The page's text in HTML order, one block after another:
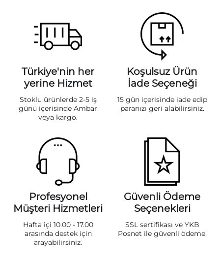
Türkiye'nin her
yerine Hizmet
Stoklu ürünlerde 2-5 iş
günü içerisinde Ambar
veya kargo.
Koşulsuz Ürün
İade Seçeneği
15 gün içerisinde iade edip
paranızı geri alabilirsiniz.
Profesyonel
Müşteri Hizmetleri
Hafta içi 10.00 - 17.00
arasında destek için
arayabilirsiniz.
Güvenli Ödeme
Seçenekleri
SSL sertifikası ve YKB
Posnet ile güvenli ödeme.